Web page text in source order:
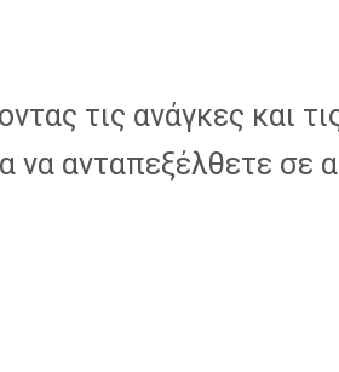
τις ανάγκες και
να ανταπεξέλθετε σε